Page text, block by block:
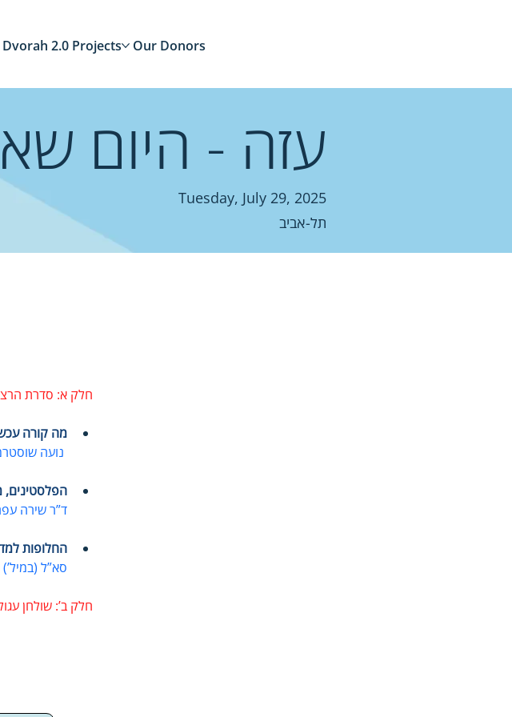
Dvorah 2.0 Projects Our Donors
עזה - היום
Tuesday, July 29, 2025
תל-אביב
חלק א: סדרת
מה קורה
נועה
הפלסטינים,
ד”ר שירה
החלופות
סא”ל
חלק ב’: שולחן